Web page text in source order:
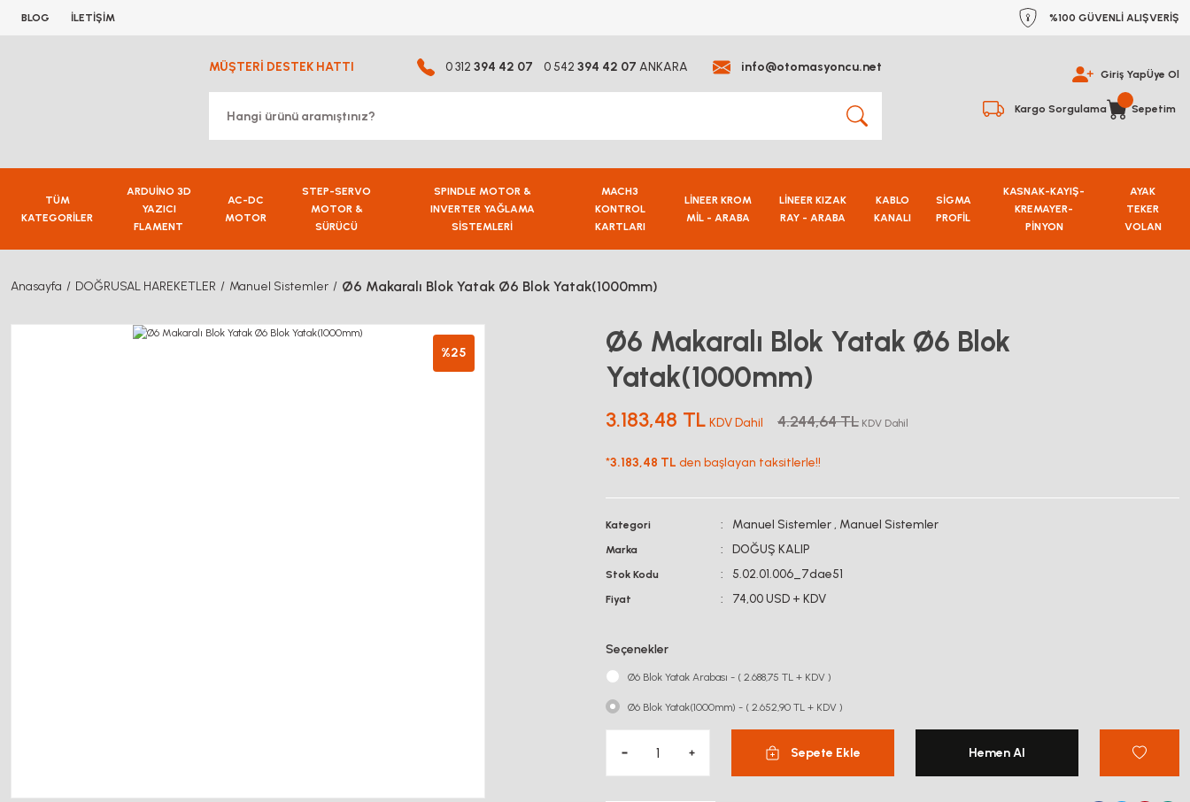
BLOG İLETİŞİM %100 GÜVENLİ ALIŞVERİŞ
MÜŞTERİ DESTEK HATTI 0 312 394 42 07 0 542 394 42 07 ANKARA info@otomasyoncu.net Giriş YapÜye Ol
Kargo Sorgulama Sepetim
TÜM
KATEGORİLER
ARDUİNO 3D
YAZICI
FLAMENT
AC-DC
MOTOR
STEP-SERVO
MOTOR &
SÜRÜCÜ
SPINDLE MOTOR &
INVERTER YAĞLAMA
SİSTEMLERİ
MACH3
KONTROL
KARTLARI
LİNEER KROM
MİL - ARABA
LİNEER KIZAK
RAY - ARABA
KABLO
KANALI
SİGMA
PROFİL
KASNAK-KAYIŞ-
KREMAYER-
PİNYON
AYAK
TEKER
VOLAN
Anasayfa DOĞRUSAL HAREKETLER Manuel Sistemler Ø6 Makaralı Blok Yatak Ø6 Blok Yatak(1000mm)
%25
Ø6 Makaralı Blok Yatak Ø6 Blok
Yatak(1000mm)
3.183,48 TL KDV Dahil 4.244,64 TL KDV Dahil
*3.183,48 TL den başlayan taksitlerle!!
Kategori Manuel Sistemler , Manuel Sistemler
Marka DOĞUŞ KALIP
Stok Kodu 5.02.01.006_7dae51
Fiyat 74,00 USD + KDV
Seçenekler
Ø6 Blok Yatak Arabası - ( 2.688,75 TL + KDV )
Ø6 Blok Yatak(1000mm) - ( 2.652,90 TL + KDV )
Sepete Ekle Hemen Al